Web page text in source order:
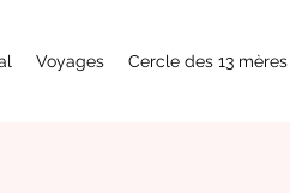
Voyages Cercle des 13 mères